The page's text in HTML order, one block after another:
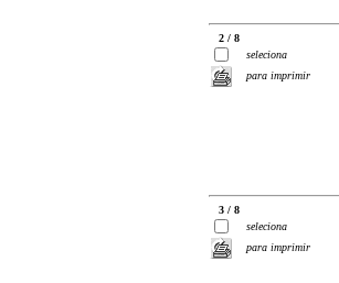
2 / 8
seleciona
para imprimir
3 / 8
seleciona
para imprimir